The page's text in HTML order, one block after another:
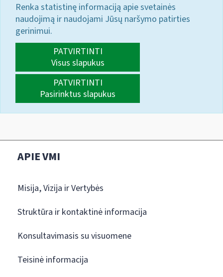
Renka statistinę informaciją apie svetainės
naudojimą ir naudojami Jūsų naršymo patirties
gerinimui.
PATVIRTINTI
Visus slapukus
PATVIRTINTI
Pasirinktus slapukus
APIE VMI
Misija, Vizija ir Vertybės
Struktūra ir kontaktinė informacija
Konsultavimasis su visuomene
Teisinė informacija